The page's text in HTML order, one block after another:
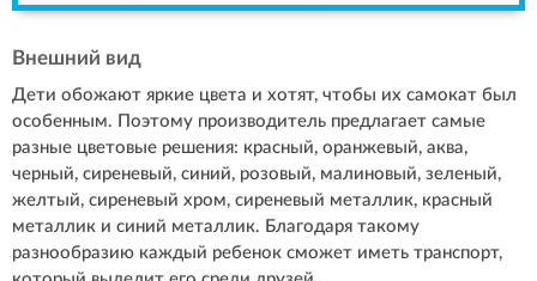
Внешний вид
Дети обожают яркие цвета и хотят, чтобы их самокат был
особенным. Поэтому производитель предлагает самые
разные цветовые решения: красный, оранжевый, аква,
черный, сиреневый, синий, розовый, малиновый, зеленый,
желтый, сиреневый хром, сиреневый металлик, красный
металлик и синий металлик. Благодаря такому
разнообразию каждый ребенок сможет иметь транспорт,